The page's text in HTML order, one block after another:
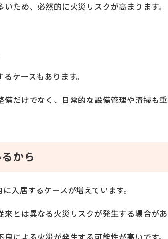
ため、必然的に火災リスクが高まります。
ケースもあります。
だけでなく、日常的な設備管理や清掃も
から
入居するケースが増えています。
とは異なる火災リスクが発生する場合が
による火災が発生する可能性が高いです。